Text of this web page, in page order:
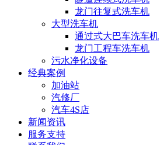
龙门往复式洗车机
大型洗车机
通过式大巴车洗车机
龙门工程车洗车机
污水净化设备
经典案例
加油站
汽修厂
汽车4S店
新闻资讯
服务支持